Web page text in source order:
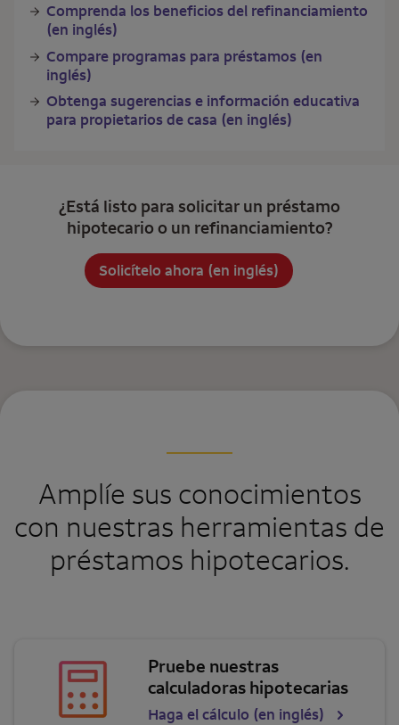
Comprenda los beneficios del refinanciamiento
(en inglés)
Compare programas para préstamos (en
inglés)
Obtenga sugerencias e información educativa
para propietarios de casa (en inglés)
¿Está listo para solicitar un préstamo
hipotecario o un refinanciamiento?
Solicítelo ahora (en inglés)
Amplíe sus conocimientos
con nuestras herramientas de
préstamos hipotecarios.
Pruebe nuestras
calculadoras hipotecarias
Haga el cálculo (en inglés)